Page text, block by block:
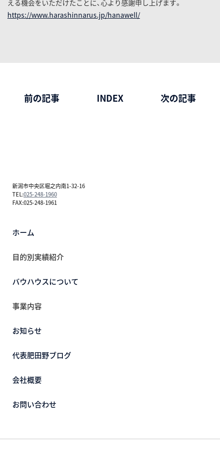
える機会をいただけたことに、心より感謝申し上げます。
https://www.harashinnarus.jp/hanawell/
前の記事 INDEX 次の記事
新潟市中央区堀之内南1-32-16
TEL:025-248-1960
FAX:025-248-1961
ホーム
目的別実績紹介
バウハウスについて
事業内容
お知らせ
代表肥田野ブログ
会社概要
お問い合わせ